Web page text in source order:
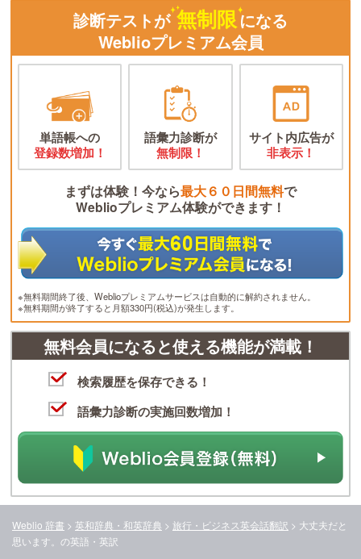
診断テストが 無制限になる
Weblioプレミアム会員
単語帳への
登録数増加！
語彙力診断が
無制限！
サイト内広告が
非表示！
まずは体験！今なら最大６０日間無料で
Weblioプレミアム体験ができます！
※無料期間終了後、Weblioプレミアムサービスは自動的に解約されません。
※無料期間が終了すると月額330円(税込)が発生します。
無料会員になると使える機能が満載！
検索履歴を保存できる！
語彙力診断の実施回数増加！
Weblio 辞書 > 英和辞典・和英辞典 > 旅行・ビジネス英会話翻訳 > 大丈夫だと
思います。 の英語・英訳